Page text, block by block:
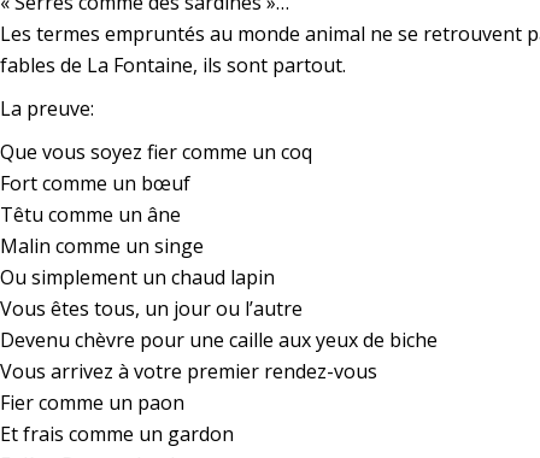
Les termes empruntés au monde animal ne se retrouvent
fables de La Fontaine, ils sont partout.
La preuve:
Que vous soyez fier comme un coq
Fort comme un bœuf
Têtu comme un âne
Malin comme un singe
Ou simplement un chaud lapin
Vous êtes tous, un jour ou l’autre
Devenu chèvre pour une caille aux yeux de biche
Vous arrivez à votre premier rendez-vous
Fier comme un paon
Et frais comme un gardon